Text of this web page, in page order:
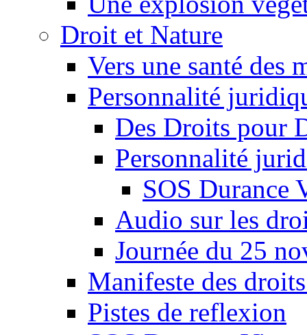
Droit et Nature
Vers une santé des
Personnalité
Des Droits pour
Personnalité
SOS Durance
Audio sur les
Journée du 25
Manifeste des
Pistes de reflexion